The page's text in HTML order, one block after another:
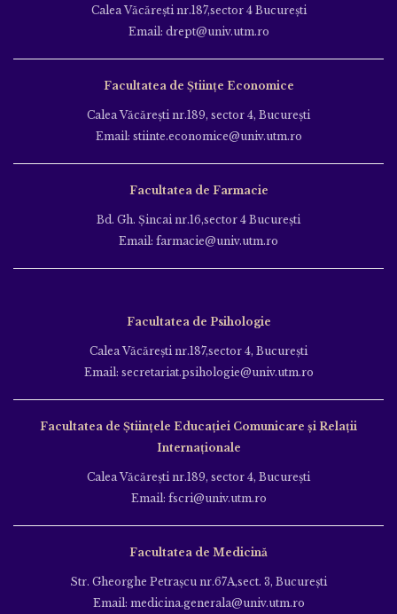
Calea Văcăreşti nr.187,sector 4 Bucureşti
Email: drept@univ.utm.ro
Facultatea de Științe Economice
Calea Văcăreşti nr.189, sector 4, Bucureşti
Email: stiinte.economice@univ.utm.ro
Facultatea de Farmacie
Bd. Gh. Şincai nr.16,sector 4 Bucureşti
Email: farmacie@univ.utm.ro
Facultatea de Psihologie
Calea Văcăreşti nr.187,sector 4, Bucureşti
Email: secretariat.psihologie@univ.utm.ro
Facultatea de Ştiinţele Educației Comunicare și Relații
Internaționale
Calea Văcăreşti nr.189, sector 4, Bucureşti
Email: fscri@univ.utm.ro
Facultatea de Medicină
Str. Gheorghe Petraşcu nr.67A,sect. 3, Bucureşti
Email: medicina.generala@univ.utm.ro